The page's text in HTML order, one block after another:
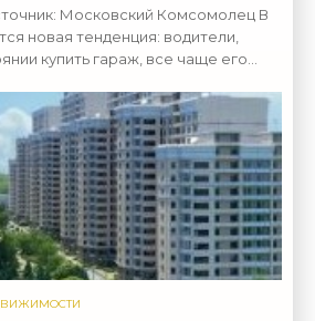
Московский Комсомолец В
новая тенденция: водители,
купить гараж, все чаще его